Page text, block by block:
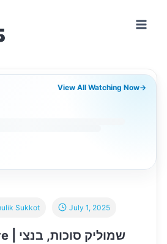
View All Watching Now→
Sukkot July 1, 2025